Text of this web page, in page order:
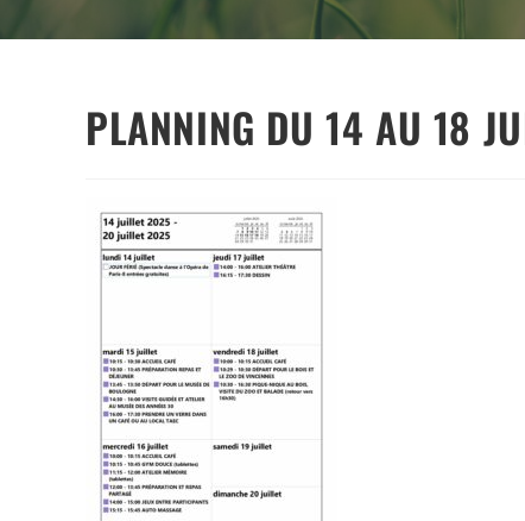
PLANNING DU 14 AU 18